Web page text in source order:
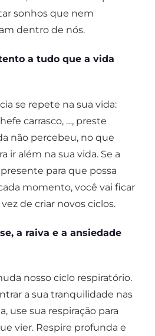
sonhos que nem
dentro de nós.
a tudo que a vida
se repete na sua vida:
carrasco, …, preste
não percebeu, no que
ir além na sua vida. Se a
para que possa
momento, você vai ficar
de criar novos ciclos.
a raiva e a ansiedade
nosso ciclo respiratório.
a sua tranquilidade nas
use sua respiração para
vier. Respire profunda e